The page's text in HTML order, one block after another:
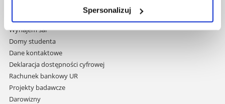
Spersonalizuj
Projekty współfinansowane przez UE
Wynajem sal
Domy studenta
Dane kontaktowe
Deklaracja dostępności cyfrowej
Rachunek bankowy UR
Projekty badawcze
Darowizny